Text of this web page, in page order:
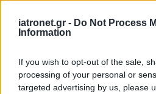
iatronet.gr - Do Not Process
Information
If you wish to opt-out of the sale,
processing of your personal or
targeted advertising by us, please